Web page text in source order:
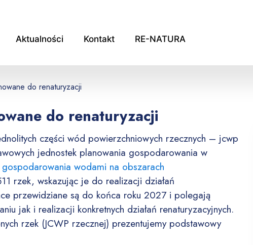
Aktualności Kontakt RE-NATURA
do renaturyzacji
do renaturyzacji
części wód powierzchniowych rzecznych – jcwp
jednostek planowania gospodarowania w
gospodarowania wodami na obszarach
rzek, wskazując je do realizacji działań
przewidziane są do końca roku 2027 i polegają
jak i realizacji konkretnych działań renaturyzacyjnych.
rzek (JCWP rzecznej) prezentujemy podstawowy